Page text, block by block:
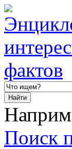
Поиск